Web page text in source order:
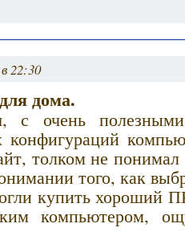
22:30
дома.
с очень
конфигураций
толком не
того, как
купить хороший
компьютером,